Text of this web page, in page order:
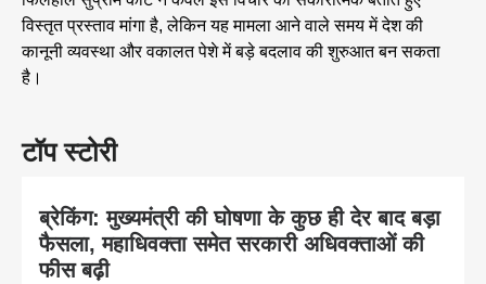
टॉप स्टोरी
ब्रेकिंग: मुख्यमंत्री की घोषणा के कुछ ही देर बाद बड़ा
फैसला, महाधिवक्ता समेत सरकारी अधिवक्ताओं की
फीस बढ़ी
विस्तृत प्रस्ताव मांगा है, लेकिन यह मामला आने वाले समय में देश की
कानूनी व्यवस्था और वकालत पेशे में बड़े बदलाव की शुरुआत बन सकता
है।